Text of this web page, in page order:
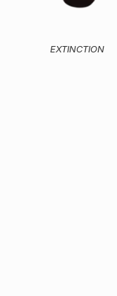
EXTINCTION